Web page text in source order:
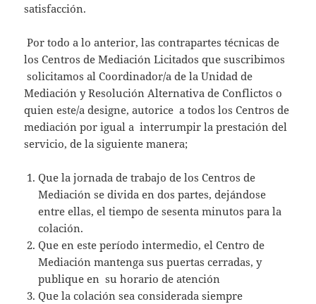
satisfacción.
Por todo a lo anterior, las contrapartes técnicas de
los Centros de Mediación Licitados que suscribimos
solicitamos al Coordinador/a de la Unidad de
Mediación y Resolución Alternativa de Conflictos o
quien este/a designe, autorice a todos los Centros de
mediación por igual a interrumpir la prestación del
servicio, de la siguiente manera;
Que la jornada de trabajo de los Centros de
Mediación se divida en dos partes, dejándose
entre ellas, el tiempo de sesenta minutos para la
colación.
Que en este período intermedio, el Centro de
Mediación mantenga sus puertas cerradas, y
publique en su horario de atención
Que la colación sea considerada siempre